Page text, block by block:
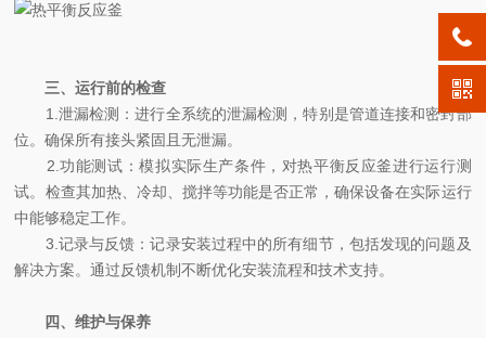
三、运行前的检查
1.泄漏检测：进行全系统的泄漏检测，特别是管道连接和密封部
位。确保所有接头紧固且无泄漏。
2.功能测试：模拟实际生产条件，对热平衡反应釜进行运行测
试。检查其加热、冷却、搅拌等功能是否正常，确保设备在实际运行
中能够稳定工作。
3.记录与反馈：记录安装过程中的所有细节，包括发现的问题及
解决方案。通过反馈机制不断优化安装流程和技术支持。
四、维护与保养